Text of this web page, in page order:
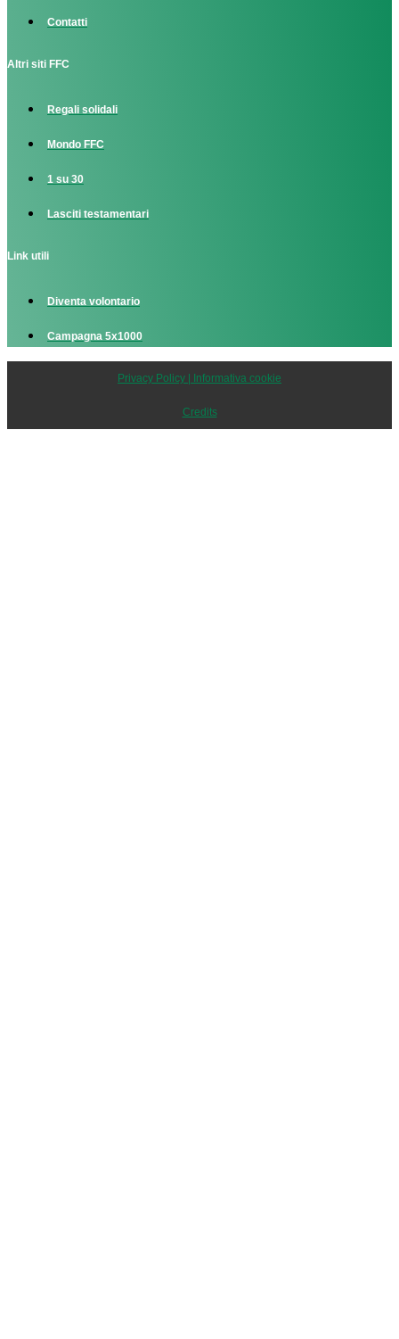
Contatti
Altri siti FFC
Regali solidali
Mondo FFC
1 su 30
Lasciti testamentari
Link utili
Diventa volontario
Campagna 5x1000
Privacy Policy | Informativa cookie
Credits